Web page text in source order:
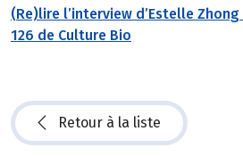
(Re)lire l’interview d’Estelle
126 de Culture Bio
Retour à la liste